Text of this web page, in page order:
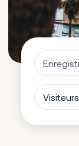
Visiteurs